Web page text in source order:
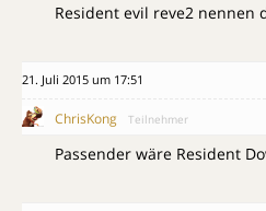
Resident evil reve2 nennen
21. Juli 2015 um 17:51
ChrisKong Teilnehmer
Passender wäre Resident